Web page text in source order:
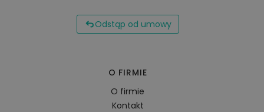
Odstąp od umowy
O FIRMIE
O firmie
Kontakt